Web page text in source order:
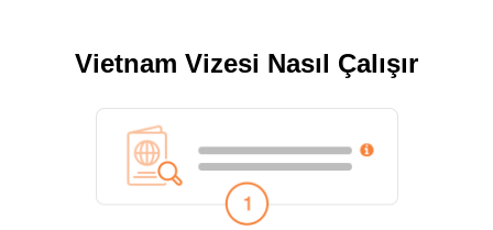
Vietnam Vizesi Nasıl Çalışır